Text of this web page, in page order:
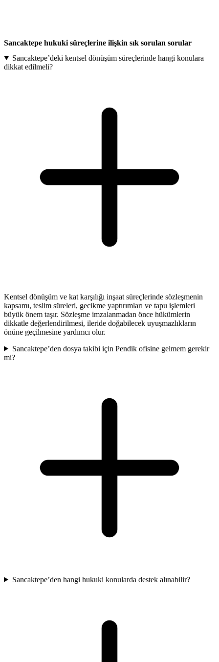
Sancaktepe hukuki süreçlerine ilişkin sık sorulan sorular
Sancaktepe’deki kentsel dönüşüm süreçlerinde hangi konulara
dikkat edilmeli?
Kentsel dönüşüm ve kat karşılığı inşaat süreçlerinde sözleşmenin
kapsamı, teslim süreleri, gecikme yaptırımları ve tapu işlemleri
büyük önem taşır. Sözleşme imzalanmadan önce hükümlerin
dikkatle değerlendirilmesi, ileride doğabilecek uyuşmazlıkların
önüne geçilmesine yardımcı olur.
Sancaktepe’den dosya takibi için Pendik ofisine gelmem gerekir
mi?
Sancaktepe’den hangi hukuki konularda destek alınabilir?